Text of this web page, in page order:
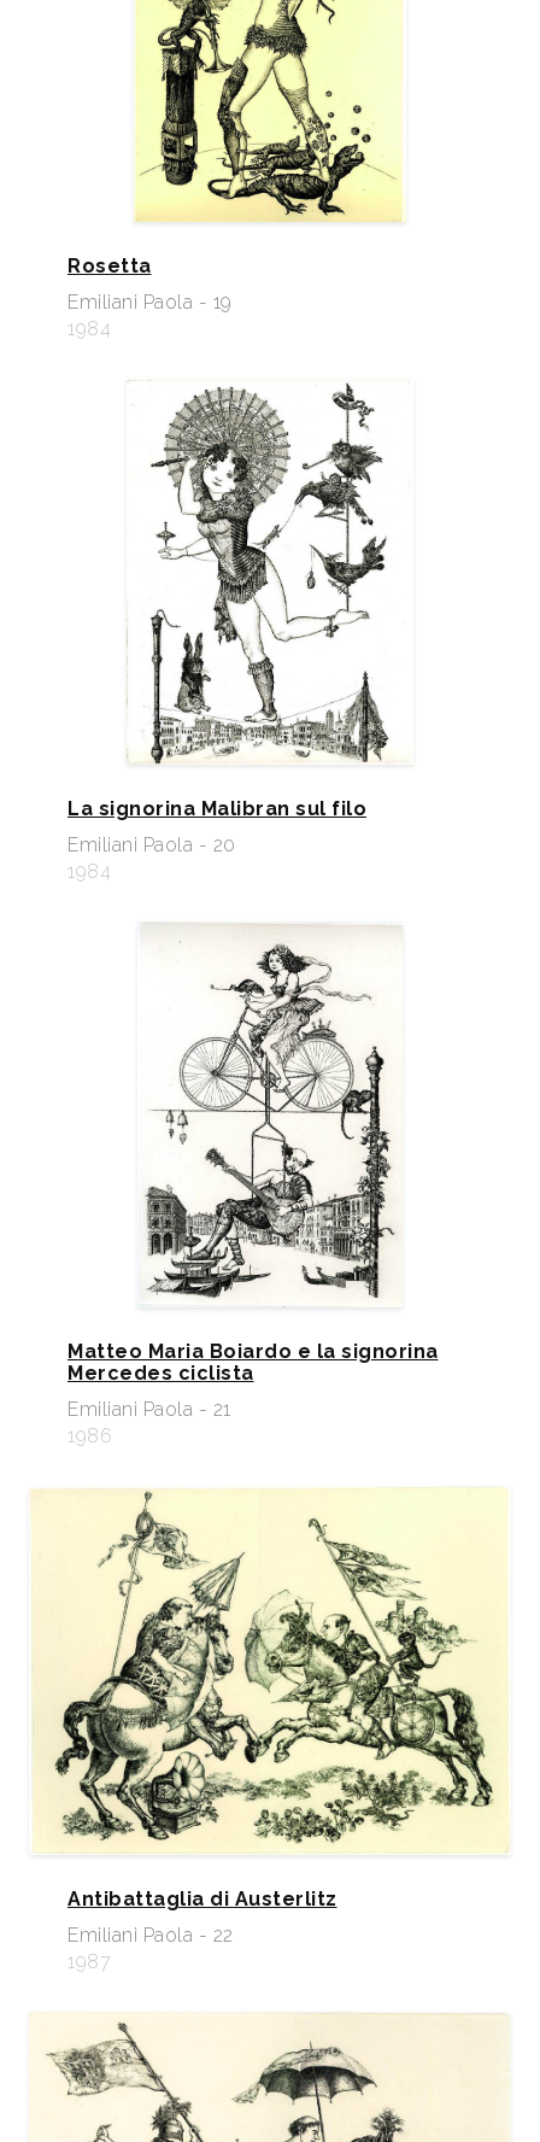
Rosetta
Emiliani Paola - 19
1984
La signorina Malibran sul filo
Emiliani Paola - 20
1984
Matteo Maria Boiardo e la signorina
Mercedes ciclista
Emiliani Paola - 21
1986
Antibattaglia di Austerlitz
Emiliani Paola - 22
1987